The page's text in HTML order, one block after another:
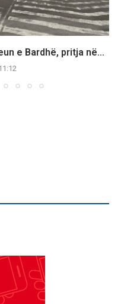
e Bardhë, pritja në...